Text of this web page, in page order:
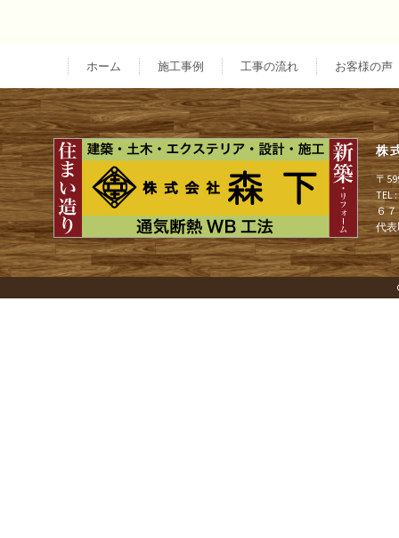
ー
シ
ョ
ン
ホーム 施工事例 工事の流れ お客様の声
株
〒
TEL
６
代